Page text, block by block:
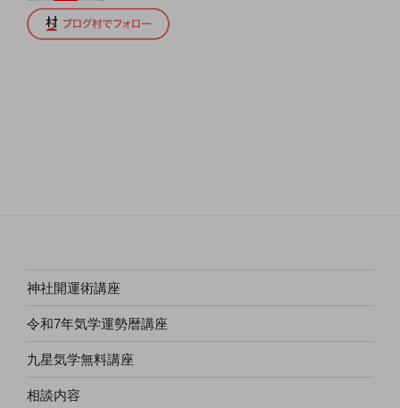
神社開運術講座
令和7年気学運勢暦講座
九星気学無料講座
相談内容